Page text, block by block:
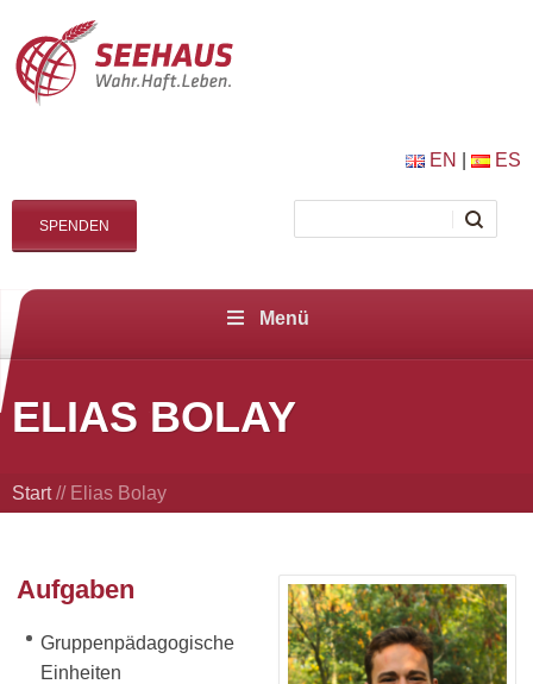
EN ES
SPENDEN
Menü
ELIAS BOLAY
Start// Elias Bolay
Aufgaben
Gruppenpädagogische
Einheiten